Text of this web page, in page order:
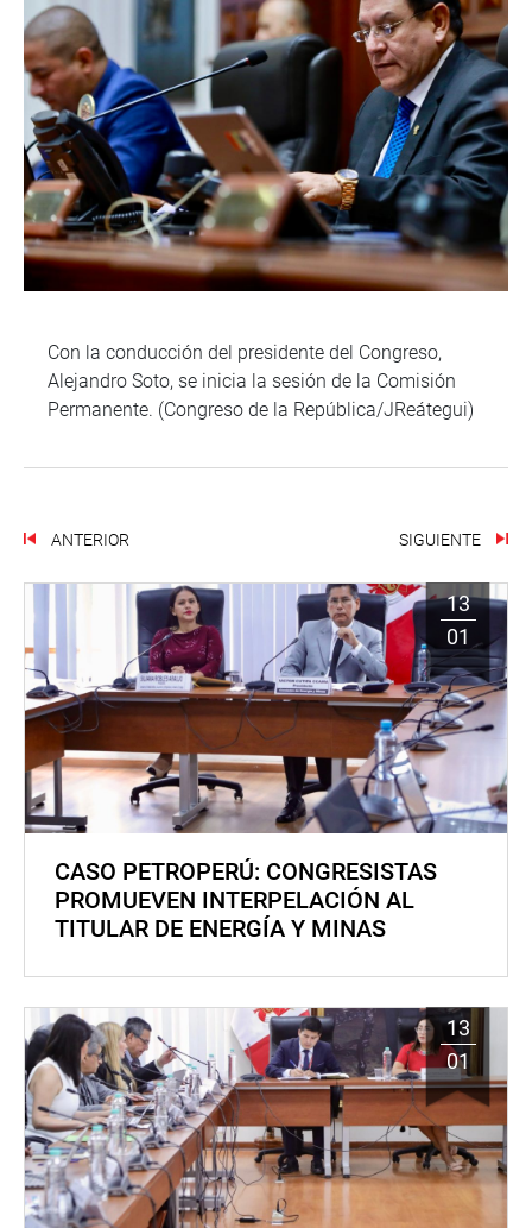
Con la conducción del presidente del Congreso,
Alejandro Soto, se inicia la sesión de la Comisión
Permanente. (Congreso de la República/JReátegui)
ANTERIOR SIGUIENTE
13
01
CASO PETROPERÚ: CONGRESISTAS
PROMUEVEN INTERPELACIÓN AL
TITULAR DE ENERGÍA Y MINAS
13
01